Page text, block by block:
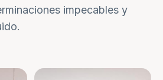
impecables y